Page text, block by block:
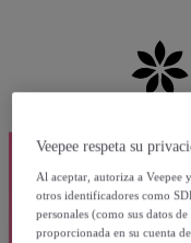
Veepee respeta su
Al aceptar, autoriza a Veepee
otros identificadores como
personales (como sus datos
proporcionada en su cuenta